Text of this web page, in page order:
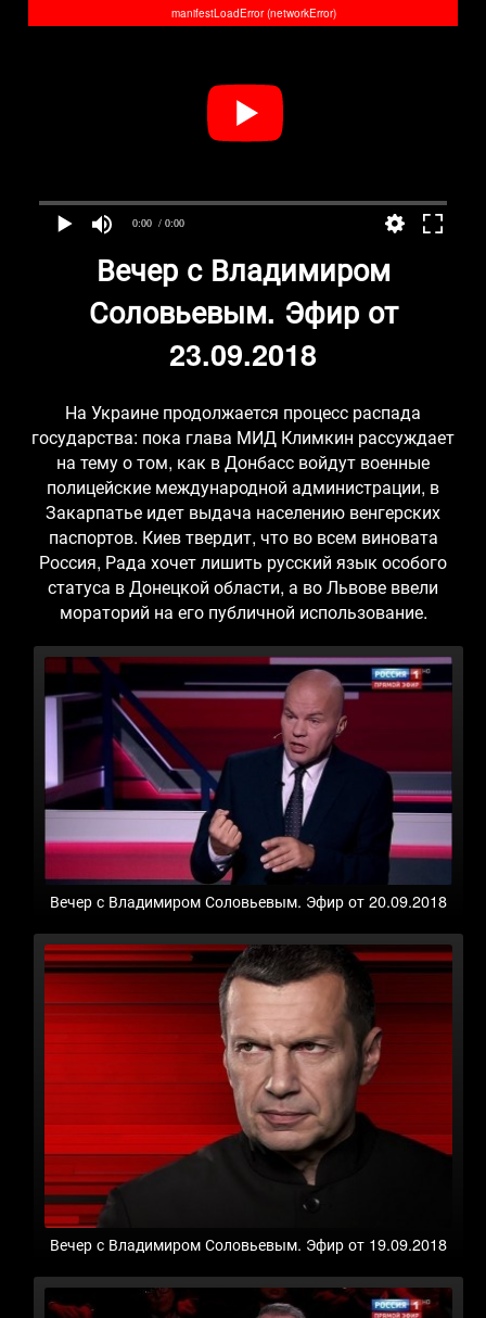
0:00 / 0:00
manifestLoadError (networkError)
Вечер с Владимиром
Соловьевым. Эфир от
23.09.2018
На Украине продолжается процесс распада
государства: пока глава МИД Климкин рассуждает
на тему о том, как в Донбасс войдут военные
полицейские международной администрации, в
Закарпатье идет выдача населению венгерских
паспортов. Киев твердит, что во всем виновата
Россия, Рада хочет лишить русский язык особого
статуса в Донецкой области, а во Львове ввели
мораторий на его публичной использование.
Вечер с Владимиром Соловьевым. Эфир от 20.09.2018
Вечер с Владимиром Соловьевым. Эфир от 19.09.2018